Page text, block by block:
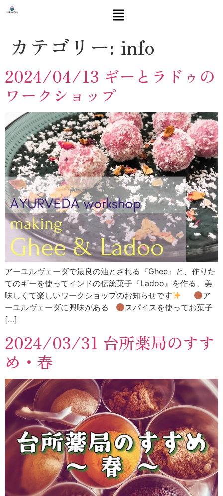
カテゴリー: info
2024/04/13 ギーとラドゥの
ワークショップ
アーユルヴェーダで最良の油とされる『Ghee』と、作りた
てのギーを使ってインドの伝統菓子『Ladoo』を作る、美
味しくて楽しいワークショップのお知らせです
ア
ーユルヴェーダに興味がある
スパイスを使ってお菓子
[…]
2024/03/31 台所薬局のすす
め・春